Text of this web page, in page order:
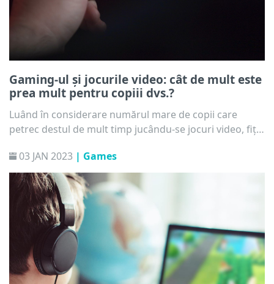
Gaming-ul și jocurile video: cât de mult este
prea mult pentru copiii dvs.?
Luând în considerare numărul mare de copii care
petrec destul de mult timp jucându-se jocuri video, fiți
înainte ca situația să scape de sub control.
03 JAN 2023 | Games